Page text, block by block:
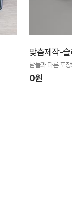
맞춤제작-슬
남들과 다른 포
0원